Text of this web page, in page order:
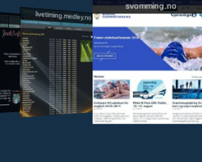
livetiming.medley.no
svomming.no